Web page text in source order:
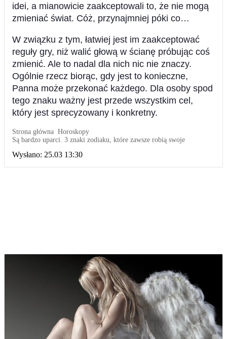
idei, a mianowicie zaakceptowali to, że nie mogą
zmieniać świat. Cóż, przynajmniej póki co…
W związku z tym, łatwiej jest im zaakceptować
reguły gry, niż walić głową w ścianę próbując coś
zmienić. Ale to nadal dla nich nic nie znaczy.
Ogólnie rzecz biorąc, gdy jest to konieczne,
Panna może przekonać każdego. Dla osoby spod
tego znaku ważny jest przede wszystkim cel,
który jest sprecyzowany i konkretny.
Strona główna Horoskopy
Są bardzo uparci. 3 znaki zodiaku, które zawsze robią swoje
Wysłano: 25.03 13:30